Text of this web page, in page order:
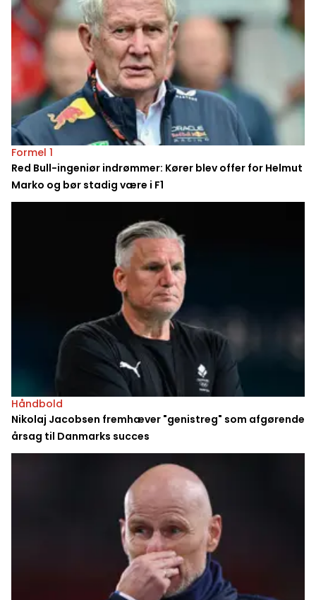
Formel 1
Red Bull-ingeniør indrømmer: Kører blev offer for Helmut
Marko og bør stadig være i F1
Håndbold
Nikolaj Jacobsen fremhæver "genistreg" som afgørende
årsag til Danmarks succes